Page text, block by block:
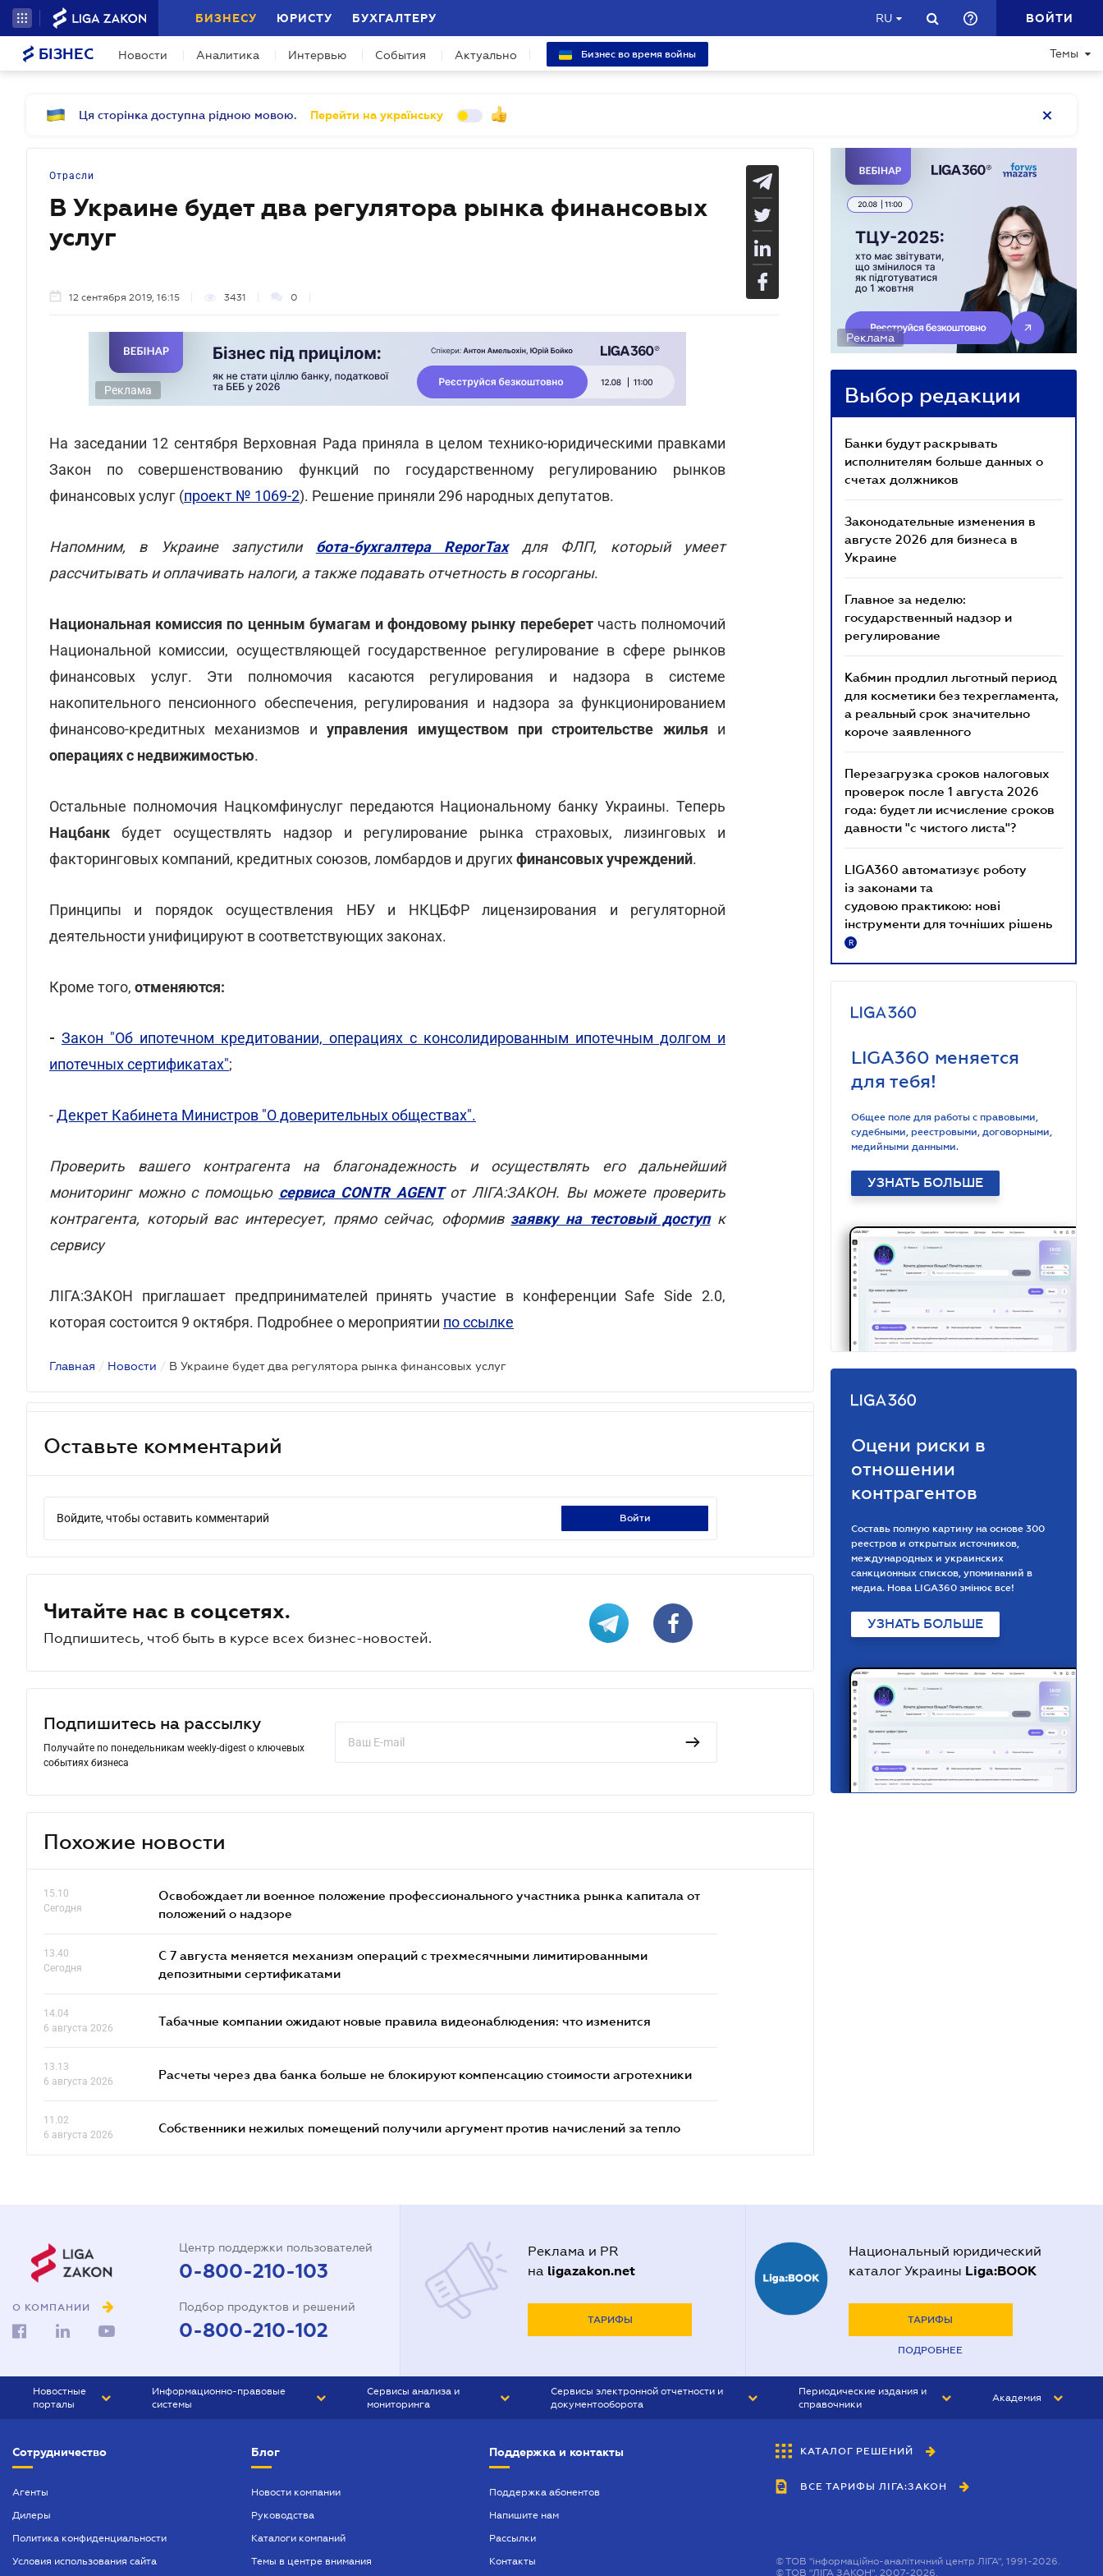
БИЗНЕСУ ЮРИСТУ БУХГАЛТЕРУ RU ВОЙТИ
БІЗНЕС Новости Аналитика Интервью События Актуально Бизнес во время войны Темы
Ця сторінка доступна рідною мовою. Перейти на українську
Отрасли
В Украине будет два регулятора рынка финансовых
услуг
12 сентября 2019, 16:15 3431 0
Реклама
На заседании 12 сентября Верховная Рада приняла в целом технико-юридическими правками
Закон по совершенствованию функций по государственному регулированию рынков
финансовых услуг (проект № 1069-2). Решение приняли 296 народных депутатов.
Напомним, в Украине запустили бота-бухгалтера ReporTaxдля ФЛП, который умеет
рассчитывать и оплачивать налоги, а также подавать отчетность в госорганы.
Национальная комиссия по ценным бумагам и фондовому рынку переберет часть полномочий
Национальной комиссии, осуществляющей государственное регулирование в сфере рынков
финансовых услуг. Эти полномочия касаются регулирования и надзора в системе
накопительного пенсионного обеспечения, регулирования и надзора за функционированием
финансово-кредитных механизмов иуправления имуществом при строительстве жилья и
операциях с недвижимостью.
Остальные полномочия Нацкомфинуслуг передаются Национальному банку Украины. Теперь
Нацбанк будет осуществлять надзор и регулирование рынка страховых, лизинговых и
факторинговых компаний, кредитных союзов, ломбардов и другихфинансовых учреждений.
Принципы и порядок осуществления НБУ и НКЦБФР лицензирования и регуляторной
деятельности унифицируют в соответствующих законах.
Кроме того, отменяются:
- Закон "Об ипотечном кредитовании, операциях с консолидированным ипотечным долгом и
ипотечных сертификатах";
-Декрет Кабинета Министров "О доверительных обществах".
Проверить вашего контрагента на благонадежность и осуществлять его дальнейший
мониторинг можно с помощью сервиса CONTR AGENTот ЛІГА:ЗАКОН. Вы можете проверить
контрагента, который вас интересует, прямо сейчас, оформив заявку на тестовый доступк
сервису
ЛІГА:ЗАКОН приглашает предпринимателей принять участие в конференции Safe Side 2.0,
которая состоится 9 октября. Подробнее о мероприятии по ссылке
Главная / Новости / В Украине будет два регулятора рынка финансовых услуг
Оставьте комментарий
Войдите, чтобы оставить комментарий войти
Читайте нас в соцсетях.
Подпишитесь, чтоб быть в курсе всех бизнес-новостей.
Подпишитесь на рассылку
Получайте по понедельникам weekly-digest о ключевых
событиях бизнеса
Похожие новости
15.10
Сегодня
Освобождает ли военное положение профессионального участника рынка капитала от
положений о надзоре
13.40
Сегодня
С 7 августа меняется механизм операций с трехмесячными лимитированными
депозитными сертификатами
14.04
6 августа 2026
Табачные компании ожидают новые правила видеонаблюдения: что изменится
13.13
6 августа 2026
Расчеты через два банка больше не блокируют компенсацию стоимости агротехники
11.02
6 августа 2026
Собственники нежилых помещений получили аргумент против начислений за тепло
Реклама
Выбор редакции
Банки будут раскрывать
исполнителям больше данных о
счетах должников
Законодательные изменения в
августе 2026 для бизнеса в
Украине
Главное за неделю:
государственный надзор и
регулирование
Кабмин продлил льготный период
для косметики без техрегламента,
а реальный срок значительно
короче заявленного
Перезагрузка сроков налоговых
проверок после 1 августа 2026
года: будет ли исчисление сроков
давности "с чистого листа"?
LIGA360 автоматизує роботу
із законами та
судовою практикою: нові
інструменти для точніших рішень
R
LIGA360 меняется
для тебя!
Общее поле для работы с правовыми,
судебными, реестровыми, договорными,
медийными данными.
УЗНАТЬ БОЛЬШЕ
Оцени риски в
отношении
контрагентов
Составь полную картину на основе 300
реестров и открытых источников,
международных и украинских
санкционных списков, упоминаний в
медиа. Нова LIGA360 змінює все!
УЗНАТЬ БОЛЬШЕ
О КОМПАНИИ
Центр поддержки пользователей
0-800-210-103
Подбор продуктов и решений
0-800-210-102
Реклама и PR
на ligazakon.net
ТАРИФЫ
Национальный юридический
каталог Украины Liga:BOOK
ТАРИФЫ
ПОДРОБНЕЕ
Новостные
порталы
БИЗНЕС
Информационно-правовые
системы
БУХГАЛТЕР ПРОФ
ЮРИСТ ПРОФ
Сервисы анализа и
мониторинга
Сервисы электронной отчетности и
документооборота
Периодические издания и
справочники
БУХГАЛТЕР&ЗАКОН
ВЕСТНИК МСФО
Академия
Сотрудничество
Агенты
Дилеры
Политика конфиденциальности
Условия использования сайта
Блог
Новости компании
Руководства
Каталоги компаний
Темы в центре внимания
Поддержка и контакты
Поддержка абонентов
Напишите нам
Рассылки
Контакты
КАТАЛОГ РЕШЕНИЙ
ВСЕ ТАРИФЫ ЛІГА:ЗАКОН
©ТОВ "інформаційно-аналітичний центр ЛІГА", 1991-2026.
©ТОВ "ЛІГА ЗАКОН", 2007-2026.